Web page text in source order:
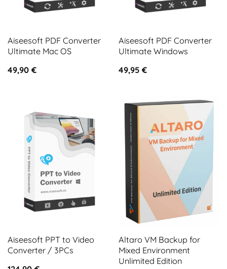
Aiseesoft PDF Converter
Ultimate Mac OS
49,90 €
Aiseesoft PDF Converter
Ultimate Windows
49,95 €
Aiseesoft PPT to Video
Converter / 3PCs
Altaro VM Backup for
Mixed Environment
Unlimited Edition